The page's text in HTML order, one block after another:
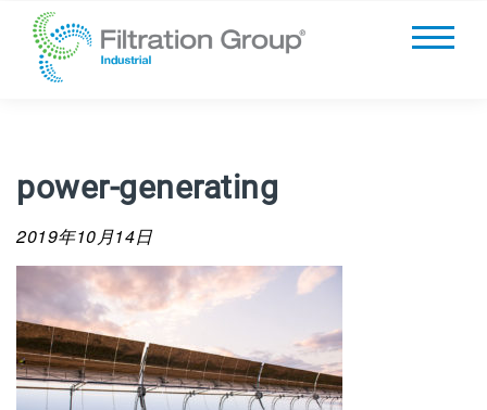
power-generating
2019年10月14日